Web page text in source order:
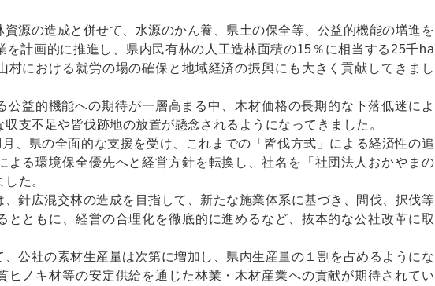
資源の造成と併せて、水源のかん養、県土の保全等、公益的機能の増進を
を計画的に推進し、県内民有林の人工造林面積の15％に相当する25千ha
村における就労の場の確保と地域経済の振興にも大きく貢献してきまし
公益的機能への期待が一層高まる中、木材価格の長期的な下落低迷によ
収支不足や皆伐跡地の放置が懸念されるようになってきました。
、県の全面的な支援を受け、これまでの「皆伐方式」による経済性の追
よる環境保全優先へと経営方針を転換し、社名を「社団法人おかやまの
た。
、針広混交林の造成を目指して、新たな施業体系に基づき、間伐、択伐等
とともに、経営の合理化を徹底的に進めるなど、抜本的な公社改革に取
、公社の素材生産量は次第に増加し、県内生産量の１割を占めるようにな
ヒノキ材等の安定供給を通じた林業・木材産業への貢献が期待されてい